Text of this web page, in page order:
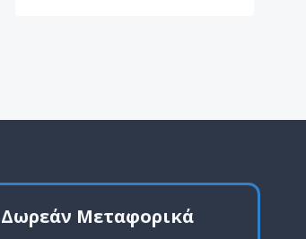
Δωρεάν Μεταφορικά